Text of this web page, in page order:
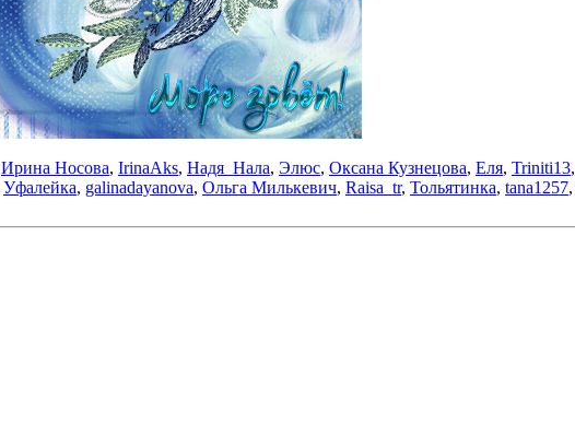
Ирина Носова, IrinaAks, Надя_Нала, Элюс, Оксана Кузнецова, Еля, Triniti13,
Уфалейка, galinadayanova, Ольга Милькевич, Raisa_tr, Тольятинка, tana1257,